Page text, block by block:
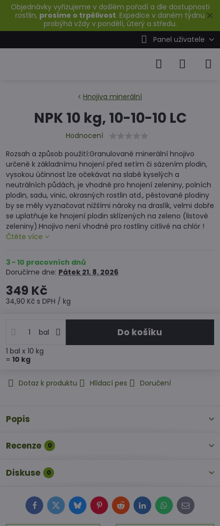
✕
Objednávky vyřizujeme v došlém pořadí a dle dostupnosti
rostlin, prosíme o trpělivost. Expedice v daném týdnu
probýhá vždy v pondělí, úterý a středu.
Panel uživatele
Hnojiva minerální
NPK 10 kg, 10-10-10 LC
Hodnocení
Rozsah a způsob použití:Granulované minerální hnojivo
určené k základnímu hnojení před setím či sázením plodin,
vysokou účinnost lze očekávat na slabě kyselých a
neutrálních půdách, je vhodné pro hnojení zeleniny, polních
plodin, sadu, vinic, okrasných rostlin atd., pěstované plodiny
by se měly vyznačovat nižšími nároky na draslík, velmi dobře
se uplatňuje ke hnojení plodin sklízených na zeleno (listové
zeleniny).Hnojivo není vhodné pro rostliny citlivé na chlór !
Čtěte více
3 - 10 pracovních dnů
Doručíme dne: Pátek 21. 8. 2026
349 Kč
34,90 Kč s DPH / kg
bal Do košíku
1 bal x 10 kg
= 10 kg
Dotaz k produktu Hlídací pes Doručení
Popis
Recenze 0
Diskuse 0
FacebookTwitterBlueskyPinterestRedditLinkedInWhatsApp
E-
mail